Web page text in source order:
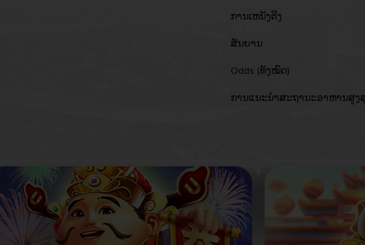
ການເຫນັງຕີງ
ສັນຍານ
Odds (ທັງໝົດ)
ການແນະນຳສະຖານະອາຫານສູງ